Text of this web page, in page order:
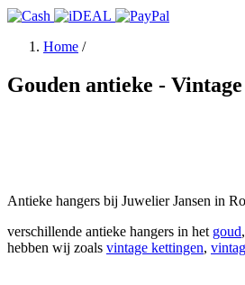
Home /
Gouden antieke -
Antieke hangers bij Juwelier Jansen in
verschillende antieke hangers in het goud,
hebben wij zoals vintage kettingen,